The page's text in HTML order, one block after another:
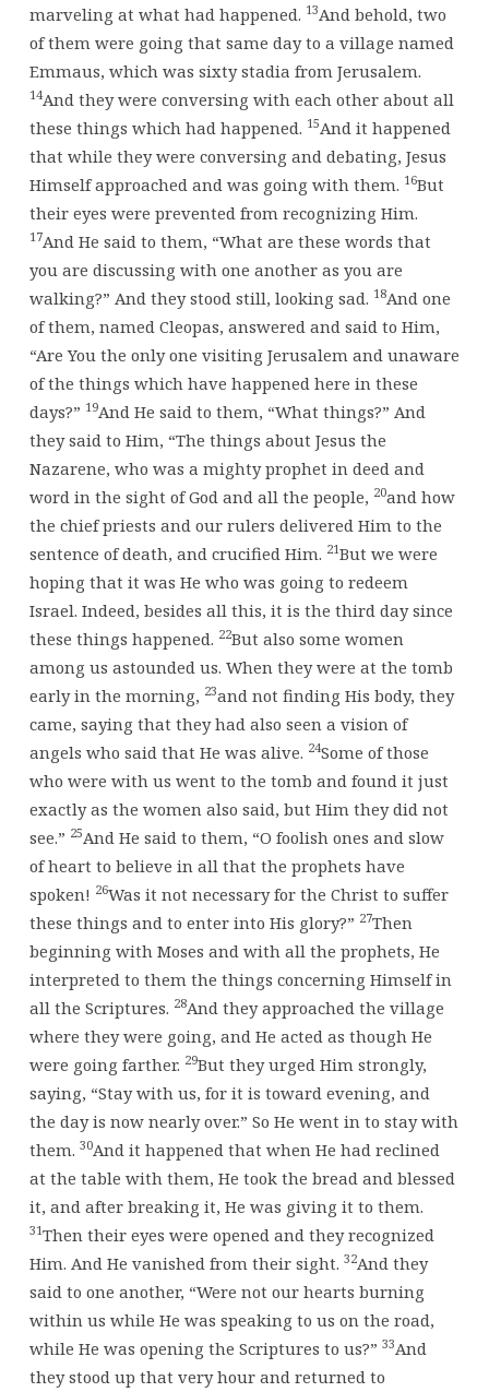
marveling at what had happened. 13And behold, two
of them were going that same day to a village named
Emmaus, which was sixty stadia from Jerusalem.
14And they were conversing with each other about all
these things which had happened. 15And it happened
that while they were conversing and debating, Jesus
Himself approached and was going with them. 16But
their eyes were prevented from recognizing Him.
17And He said to them, “What are these words that
you are discussing with one another as you are
walking?” And they stood still, looking sad. 18And one
of them, named Cleopas, answered and said to Him,
“Are You the only one visiting Jerusalem and unaware
of the things which have happened here in these
days?” 19And He said to them, “What things?” And
they said to Him, “The things about Jesus the
Nazarene, who was a mighty prophet in deed and
word in the sight of God and all the people, 20and how
the chief priests and our rulers delivered Him to the
sentence of death, and crucified Him. 21But we were
hoping that it was He who was going to redeem
Israel. Indeed, besides all this, it is the third day since
these things happened. 22But also some women
among us astounded us. When they were at the tomb
early in the morning, 23and not finding His body, they
came, saying that they had also seen a vision of
angels who said that He was alive. 24Some of those
who were with us went to the tomb and found it just
exactly as the women also said, but Him they did not
see.” 25And He said to them, “O foolish ones and slow
of heart to believe in all that the prophets have
spoken! 26Was it not necessary for the Christ to suffer
these things and to enter into His glory?” 27Then
beginning with Moses and with all the prophets, He
interpreted to them the things concerning Himself in
all the Scriptures. 28And they approached the village
where they were going, and He acted as though He
were going farther. 29But they urged Him strongly,
saying, “Stay with us, for it is toward evening, and
the day is now nearly over.” So He went in to stay with
them. 30And it happened that when He had reclined
at the table with them, He took the bread and blessed
it, and after breaking it, He was giving it to them.
31Then their eyes were opened and they recognized
Him. And He vanished from their sight. 32And they
said to one another, “Were not our hearts burning
within us while He was speaking to us on the road,
while He was opening the Scriptures to us?” 33And
they stood up that very hour and returned to